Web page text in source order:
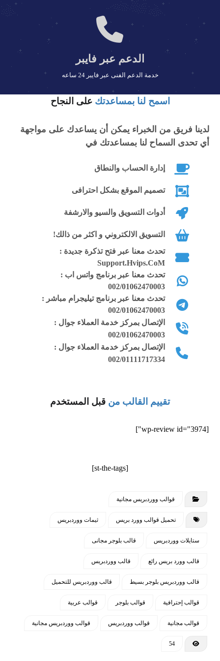
التصفح
إضافة أيقونات التواصل والمراسلة بشكل
مميز في الهيدر والفوتر وكذلك رقم الهاتف
والتحدث المباشر في الهيدر
إضافة سلايدر لعرض نماذج من الأعمال
وأهم العملاء في رئيسية الاستايل ويمكن
عرضها كنص او صورة مع Lightbox
إضافة إحصائيات لخدمات الشركة بشكل
مميز في واجهة الاستايل وكذلك آراء العملاء
إضافة صور لأغلب البنوك المشهورة أعلى
تفعيل خاصية التدوين وكتابة المقالات
رئيسية
القالب متوافق مع أحدث إصدار لسكربت
ووردبريس wordpress
الاستايل يحتوي على لوحة تحكم كاملة
لتعديل جميع الخصائص المتعلقة بالقالب
وكل جزء فيه
الصفحات المرتبطة بالقالب وكذلك المقالات
والتصنيفات التجريبية وغيرها يتم استيرادها
النسخة المدفوعة من القالب مزال منها
الموقع بسهولة
مميزات لوحة التحكم
تعديل ألوان القالب بالكامل حسب ذوق
لوحة التحكم
تعديل الشعار سواء كان نص أو صورة
الموقع
تعديل وسائل التواصل والروابط وجميع
الدعم عبر فايبر
خدمة الدعم الفنى عبر فايبر 24 ساعه
اسمح لنا بمساعدتكعلى النجاح
لدينا فريق من الخبراء يمكن أن يساعدك على مواجهة
أي تحدى السماح لنا بمساعدتك في
إدارة الحساب والنطاق
تصميم الموقع بشكل احترافى
أدوات التسويق والسيو والارشفة
التسويق الالكتروني و اكثر من ذالك!
تحدث معنا عبر فتح تذكرة جديدة :
Support.Hvips.CoM
تحدث معنا عبر برنامج واتس اب :
002/01062470003
تحدث معنا عبر برنامج تيليجرام مباشر :
002/01062470003
الإتصال بمركز خدمة العملاء جوال :
002/01062470003
الإتصال بمركز خدمة العملاء جوال :
002/01111717334
تقييم القالب من قبل المستخدم
[wp-review id="3974"]
[st-the-tags]
قوالب ووردبريس مجانية
تحميل قوالب وورد بريس ثيمات ووردبريس
ستايلات ووردبريس قالب بلوجر مجانى
قالب وورد بريس رائع قالب ووردبريس
قالب ووردبريس بلوجر بسيط قالب ووردبريس للتحميل
قوالب إحترافية قوالب بلوجر قوالب عربية
قوالب مجانية قوالب ووردبريس قوالب ووردبريس مجانية
54